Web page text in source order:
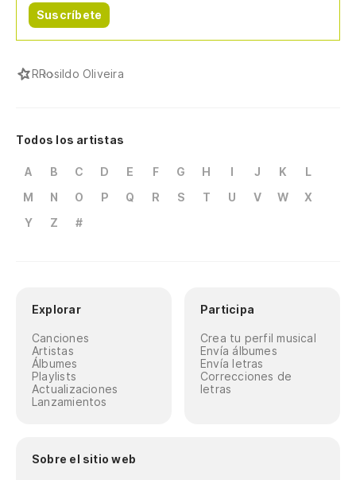
Suscríbete
RRosildo Oliveira
Todos los artistas
A B C D E F G H I J K
L
M
N O P Q R S T U V W
X
Y
Z #
Explorar
Canciones
Artistas
Álbumes
Playlists
Actualizaciones
Lanzamientos
Participa
Crea tu perfil musical
Envía álbumes
Envía letras
Correcciones de
letras
Sobre el sitio web